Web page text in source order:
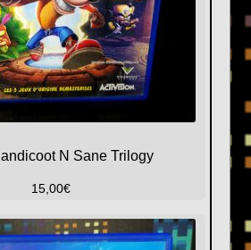
N Sane Trilogy
15,00€